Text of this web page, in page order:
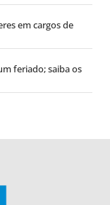
em cargos de
feriado; saiba os